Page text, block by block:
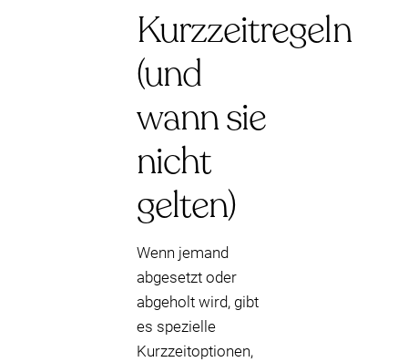
Kurzzeitregeln
(und
wann sie
nicht
gelten)
Wenn jemand
abgesetzt oder
abgeholt wird, gibt
es spezielle
Kurzzeitoptionen,